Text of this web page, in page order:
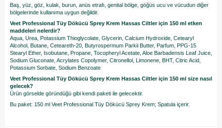
Baş, yüz, göz, kulak, burun, anüs etrafı, genital bölge, göğüs ucu ve vücudun diğer
bölgelerinde kullanıma uygun değildir.
Veet Professional Tüy Dökücü Sprey Krem Hassas Ciltler için 150 ml etken
maddeleri nelerdir?
Aqua, Urea, Potassium Thioglycolate, Glycerin, Calcium Hydroxide, Cetearyl
Alcohol, Butane, Ceteareth-20, Butyrospermum Parkii Butter, Parfum, PPG-15
Stearyl Ether, Isobutane, Propane, Tocopheryl Acetate, Aloe Barbadensis Leaf Juice,
Sodium Gluconate, Acrylates Copolymer, Citronellol, Limonene, BHT, Citric Acid,
Potassium Sorbate, Sodium Benzoate
Veet Professional Tüy Dökücü Sprey Krem Hassas Ciltler için 150 ml size nasıl
gelecek?
Ürün görselde göründüğü gibi kendi paketi ile gelecektir.
Bu paket: 150 ml Veet Professional Tüy Dökücü Sprey Krem; Spatula içerir.